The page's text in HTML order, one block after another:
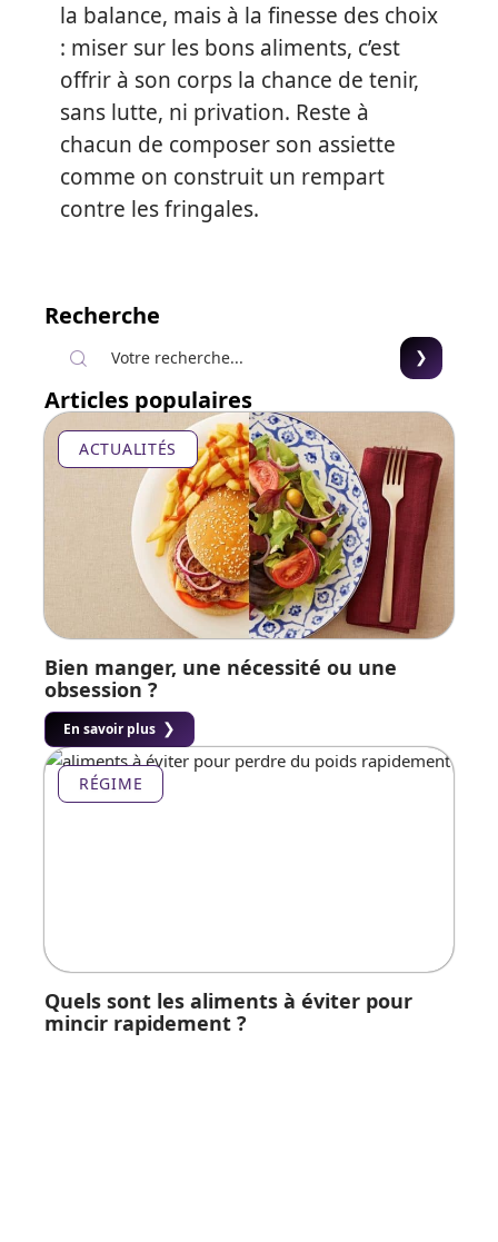
la balance, mais à la finesse des choix
: miser sur les bons aliments, c’est
offrir à son corps la chance de tenir,
sans lutte, ni privation. Reste à
chacun de composer son assiette
comme on construit un rempart
contre les fringales.
Recherche
Articles populaires
ACTUALITÉS
Bien manger, une nécessité ou une
obsession ?
En savoir plus
RÉGIME
Quels sont les aliments à éviter pour
mincir rapidement ?